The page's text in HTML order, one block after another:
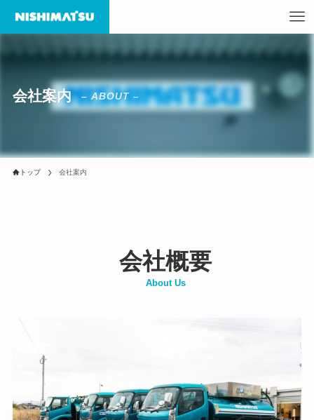
会社案内 – ABOUT –
トップ 会社案内
会社概要
About Us